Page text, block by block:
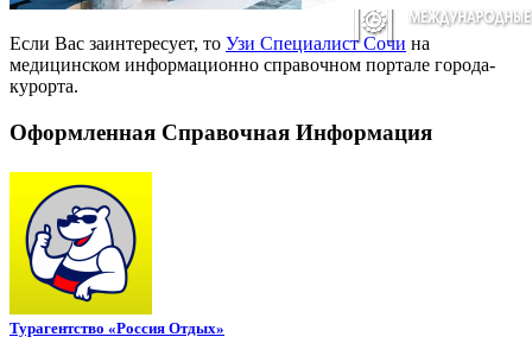
Если Вас заинтересует, то Узи Специалист Сочи на
медицинском информационно справочном портале города-
курорта.
Оформленная Справочная Информация
Турагентство «Россия Отдых»